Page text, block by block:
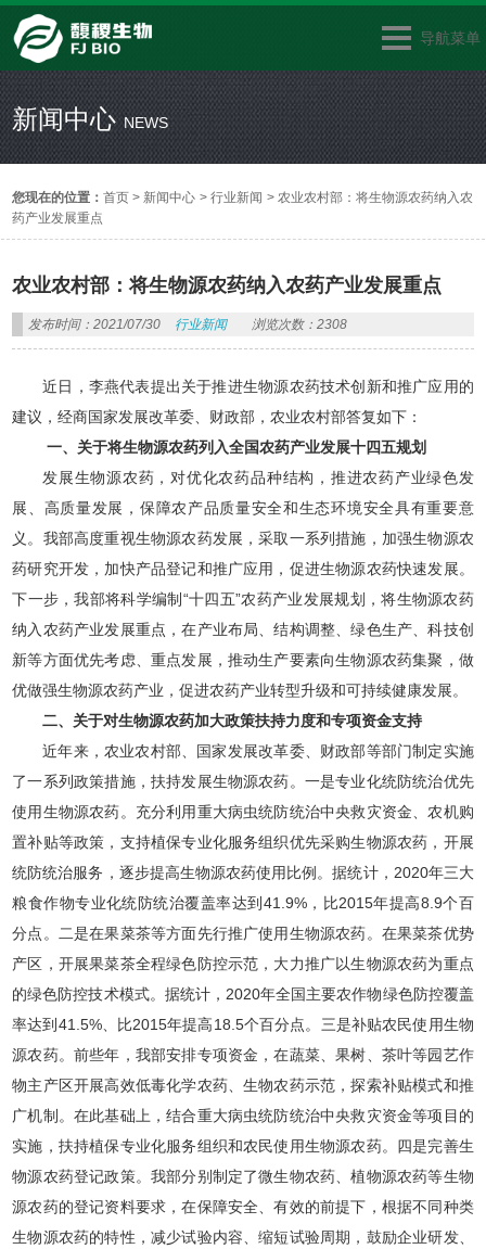
导航菜单
新闻中心NEWS
您现在的位置：首页 > 新闻中心 >行业新闻 >农业农村部：将生物源农药纳入农
药产业发展重点
农业农村部：将生物源农药纳入农药产业发展重点
发布时间：2021/07/30 行业新闻 浏览次数：2308
近日，李燕代表提出关于推进生物源农药技术创新和推广应用的
建议，经商国家发展改革委、财政部，农业农村部答复如下：
一、关于将生物源农药列入全国农药产业发展十四五规划
发展生物源农药，对优化农药品种结构，推进农药产业绿色发
展、高质量发展，保障农产品质量安全和生态环境安全具有重要意
义。我部高度重视生物源农药发展，采取一系列措施，加强生物源农
药研究开发，加快产品登记和推广应用，促进生物源农药快速发展。
下一步，我部将科学编制“十四五”农药产业发展规划，将生物源农药
纳入农药产业发展重点，在产业布局、结构调整、绿色生产、科技创
新等方面优先考虑、重点发展，推动生产要素向生物源农药集聚，做
优做强生物源农药产业，促进农药产业转型升级和可持续健康发展。
二、关于对生物源农药加大政策扶持力度和专项资金支持
近年来，农业农村部、国家发展改革委、财政部等部门制定实施
了一系列政策措施，扶持发展生物源农药。一是专业化统防统治优先
使用生物源农药。充分利用重大病虫统防统治中央救灾资金、农机购
置补贴等政策，支持植保专业化服务组织优先采购生物源农药，开展
统防统治服务，逐步提高生物源农药使用比例。据统计，2020年三大
粮食作物专业化统防统治覆盖率达到41.9%，比2015年提高8.9个百
分点。二是在果菜茶等方面先行推广使用生物源农药。在果菜茶优势
产区，开展果菜茶全程绿色防控示范，大力推广以生物源农药为重点
的绿色防控技术模式。据统计，2020年全国主要农作物绿色防控覆盖
率达到41.5%、比2015年提高18.5个百分点。三是补贴农民使用生物
源农药。前些年，我部安排专项资金，在蔬菜、果树、茶叶等园艺作
物主产区开展高效低毒化学农药、生物农药示范，探索补贴模式和推
广机制。在此基础上，结合重大病虫统防统治中央救灾资金等项目的
实施，扶持植保专业化服务组织和农民使用生物源农药。四是完善生
物源农药登记政策。我部分别制定了微生物农药、植物源农药等生物
源农药的登记资料要求，在保障安全、有效的前提下，根据不同种类
生物源农药的特性，减少试验内容、缩短试验周期，鼓励企业研发、